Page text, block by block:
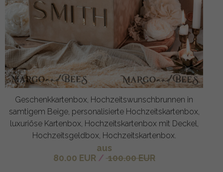
Geschenkkartenbox, Hochzeitswunschbrunnen in
samtigem Beige, personalisierte Hochzeitskartenbox,
luxuriöse Kartenbox, Hochzeitskartenbox mit Deckel,
Hochzeitsgeldbox, Hochzeitskartenbox.
aus
80.00 EUR/ 100.00 EUR